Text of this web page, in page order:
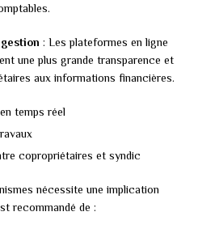
: Les plateformes en ligne
une plus grande transparence et
aux informations financières.
temps réel
copropriétaires et syndic
nécessite une implication
recommandé de :